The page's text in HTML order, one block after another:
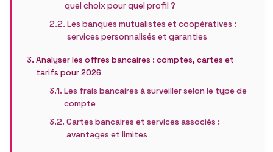
quel choix pour quel profil ?
Les banques mutualistes et coopératives :
services personnalisés et garanties
Analyser les offres bancaires : comptes, cartes et
tarifs pour 2026
Les frais bancaires à surveiller selon le type de
compte
Cartes bancaires et services associés :
avantages et limites